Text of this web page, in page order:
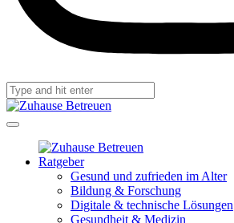
Ratgeber
Gesund und zufrieden im Alter
Bildung & Forschung
Digitale & technische Lösungen
Gesundheit & Medizin